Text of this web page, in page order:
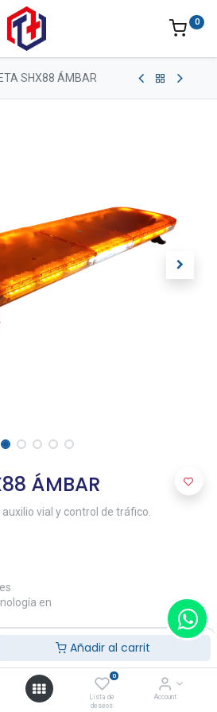
Añadir al carrit
0
Lista de
deseos
Account
0
SHX88 ÁMBAR
ÁMBAR
vial y control de tráfico.
en